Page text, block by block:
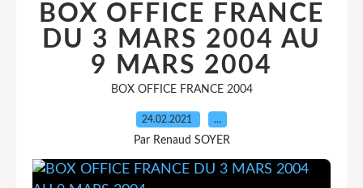
BOX OFFICE FRANCE
DU 3 MARS 2004 AU
9 MARS 2004
BOX OFFICE FRANCE 2004
24.02.2021 …
Par Renaud SOYER